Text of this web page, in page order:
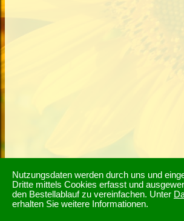
Nutzungsdaten werden durch uns und
Dritte mittels Cookies erfasst und
den Bestellablauf zu vereinfachen. Unter
erhalten Sie weitere Informationen.